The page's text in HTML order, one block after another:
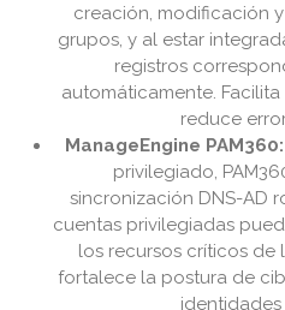
creación, modificación
grupos, y al estar
registros
automáticamente.
reduce
ManageEngine PAM360:
privilegiado,
sincronización DNS-AD
cuentas privilegiadas
los recursos críticos de
fortalece la postura de